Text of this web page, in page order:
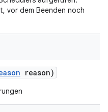
vor dem Beenden noch
reason)